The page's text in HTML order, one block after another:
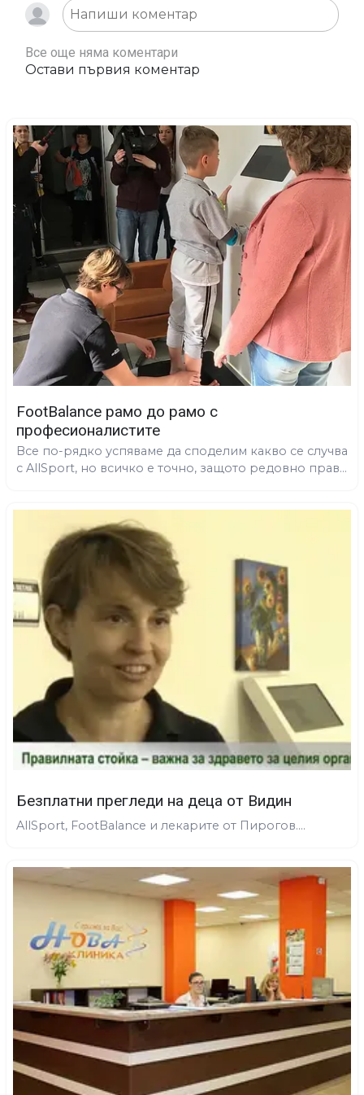
Все още няма коментари
Остави първия коментар
FootBalance рамо до рамо с
професионалистите
Все по-рядко успяваме да споделим какво се случва
с AllSport, но всичко е точно, защото редовно прав...
Безплатни прегледи на деца от Видин
AllSport, FootBalance и лекарите от Пирогов....